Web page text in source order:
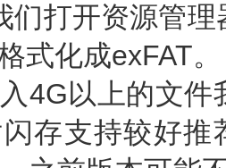
打开资源管理
式化成exFAT。
以上的文件
存支持较好